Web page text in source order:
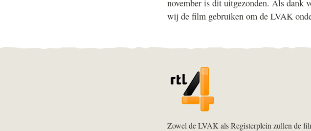
november is dit uitgezonden. Als dank
wij de film gebruiken om de LVAK
Zowel de LVAK als Registerplein zullen de